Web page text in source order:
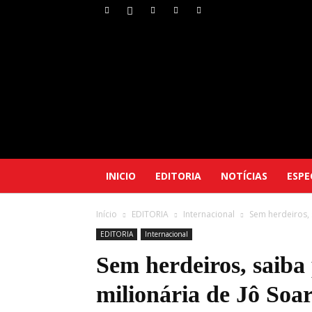
INICIO EDITORIA NOTÍCIAS
Início EDITORIA Internacional Sem
EDITORIA Internacional
Sem herdeiros,
milionária de Jô